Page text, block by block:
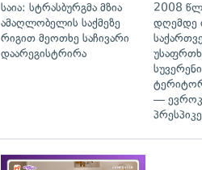
საია: სტრასბურგმა მზია
ამაღლობელის საქმეზე
რიგით მეოთხე საჩივარი
დაარეგისტრირა
2008
დღემდე
—